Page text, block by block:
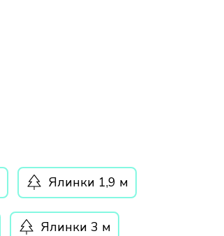
Ялинки 3 м
Ялинки 1,9 м